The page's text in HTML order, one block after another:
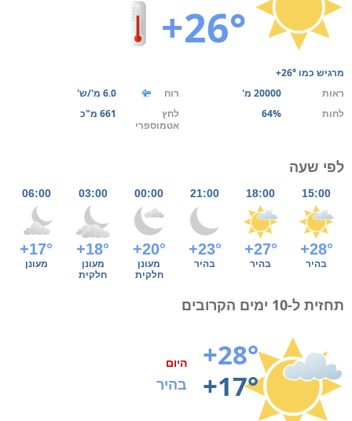
+26°
מרגיש כמו +26°
ראות
20000 מ' רוח
6.0 מ'/ש'
לחות
64%
לחץ
אטמוספרי
661 מ"כ
לפי שעה
15:00
18:00
21:00
00:00
03:00
06:00
+28°
+27°
+23°
+20°
+18°
+17°
בהיר בהיר בהיר
מעונן
חלקית
מעונן
חלקית
מעונן
תחזית ל-10 ימים הקרובים
+28°
+17°
היום
בהיר